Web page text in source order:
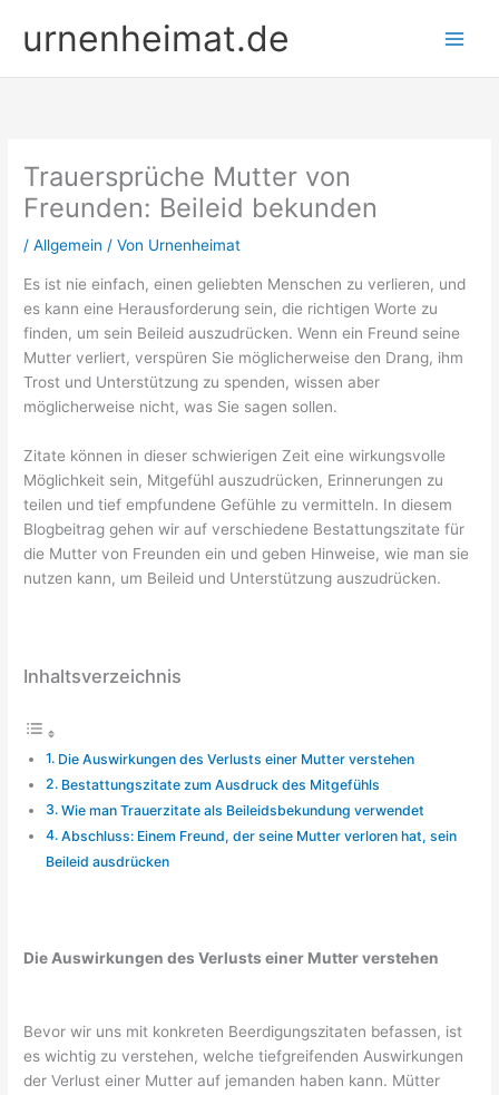
Inhalturnenheimat.de
Trauersprüche Mutter von
Freunden: Beileid bekunden
/Allgemein / Von Urnenheimat
Es ist nie einfach, einen geliebten Menschen zu verlieren, und
es kann eine Herausforderung sein, die richtigen Worte zu
finden, um sein Beileid auszudrücken. Wenn ein Freund seine
Mutter verliert, verspüren Sie möglicherweise den Drang, ihm
Trost und Unterstützung zu spenden, wissen aber
möglicherweise nicht, was Sie sagen sollen.
Zitate können in dieser schwierigen Zeit eine wirkungsvolle
Möglichkeit sein, Mitgefühl auszudrücken, Erinnerungen zu
teilen und tief empfundene Gefühle zu vermitteln. In diesem
Blogbeitrag gehen wir auf verschiedene Bestattungszitate für
die Mutter von Freunden ein und geben Hinweise, wie man sie
nutzen kann, um Beileid und Unterstützung auszudrücken.
Inhaltsverzeichnis
Die Auswirkungen des Verlusts einer Mutter verstehen
Bestattungszitate zum Ausdruck des Mitgefühls
Wie man Trauerzitate als Beileidsbekundung verwendet
Abschluss: Einem Freund, der seine Mutter verloren hat, sein
Beileid ausdrücken
Die Auswirkungen des Verlusts einer Mutter verstehen
Bevor wir uns mit konkreten Beerdigungszitaten befassen, ist
es wichtig zu verstehen, welche tiefgreifenden Auswirkungen
der Verlust einer Mutter auf jemanden haben kann. Mütter